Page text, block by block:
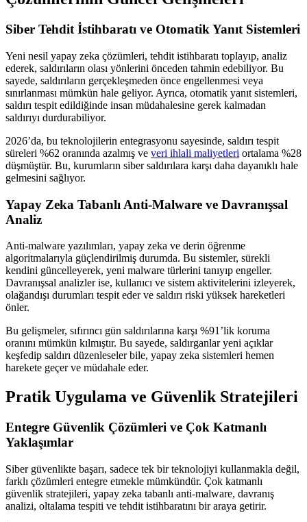
Siber Tehdit İstihbaratı ve Otomatik Yanıt Sistemleri
Yeni nesil yapay zeka çözümleri, tehdit istihbaratı toplayıp, analiz
ederek, saldırıların olası yönlerini önceden tahmin edebiliyor. Bu
sayede, saldırıların gerçekleşmeden önce engellenmesi veya
sınırlanması mümkün hale geliyor. Ayrıca, otomatik yanıt sistemleri,
saldırı tespit edildiğinde insan müdahalesine gerek kalmadan
saldırıyı durdurabiliyor.
2026’da, bu teknolojilerin entegrasyonu sayesinde, saldırı tespit
süreleri %62 oranında azalmış ve veri ihlali maliyetleri ortalama %28
düşmüştür. Bu, kurumların siber saldırılara karşı daha dayanıklı hale
gelmesini sağlıyor.
Yapay Zeka Tabanlı Anti-Malware ve Davranışsal
Analiz
Anti-malware yazılımları, yapay zeka ve derin öğrenme
algoritmalarıyla güçlendirilmiş durumda. Bu sistemler, sürekli
kendini güncelleyerek, yeni malware türlerini tanıyıp engeller.
Davranışsal analizler ise, kullanıcı ve sistem aktivitelerini izleyerek,
olağandışı durumları tespit eder ve saldırı riski yüksek hareketleri
önler.
Bu gelişmeler, sıfırıncı gün saldırılarına karşı %91’lik koruma
oranını mümkün kılmıştır. Bu sayede, saldırganlar yeni açıklar
keşfedip saldırı düzenleseler bile, yapay zeka sistemleri hemen
harekete geçer ve müdahale eder.
Pratik Uygulama ve Güvenlik Stratejileri
Entegre Güvenlik Çözümleri ve Çok Katmanlı
Yaklaşımlar
Siber güvenlikte başarı, sadece tek bir teknolojiyi kullanmakla değil,
farklı çözümleri entegre etmekle mümkündür. Çok katmanlı
güvenlik stratejileri, yapay zeka tabanlı anti-malware, davranış
analizi, oltalama tespiti ve tehdit istihbaratını bir araya getirir.